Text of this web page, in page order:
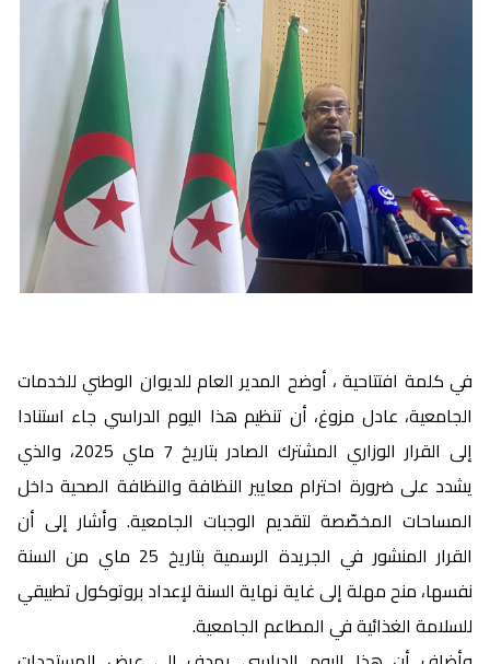
في كلمة افتتاحية ، أوضح المدير العام للديوان الوطني للخدمات
الجامعية، عادل مزوغ، أن تنظيم هذا اليوم الدراسي جاء استنادا
إلى القرار الوزاري المشترك الصادر بتاريخ 7 ماي 2025، والذي
يشدد على ضرورة احترام معايير النظافة والنظافة الصحية داخل
المساحات المخصّصة لتقديم الوجبات الجامعية. وأشار إلى أن
القرار المنشور في الجريدة الرسمية بتاريخ 25 ماي من السنة
نفسها، منح مهلة إلى غاية نهاية السنة لإعداد بروتوكول تطبيقي
للسلامة الغذائية في المطاعم الجامعية.